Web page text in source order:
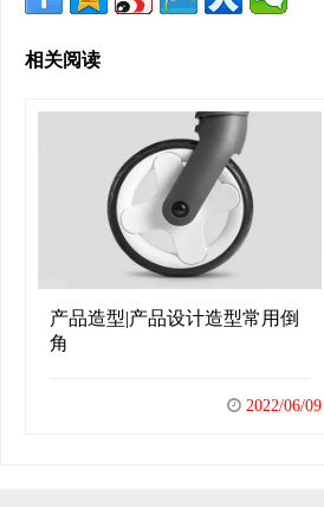
相关阅读
产品造型|产品设计造型常用倒
角
2022/06/09